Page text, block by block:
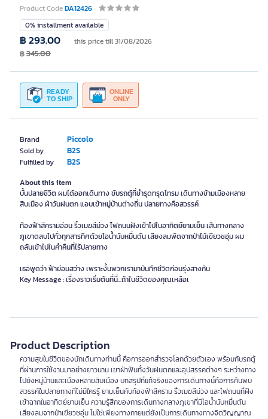
Product CodeDA12426
Brand Piccolo
Sold by B2S
Fulfilled by B2S
0% installment available
READY
TO SHIP
ONLINE
ONLY
฿ 293.00 this price till 31/08/2026
฿345.00
About this item
บั้นปลายชีวิต ผมได้ออกเดินทาง ขับรถตู้ที่ชำรุดทรุดโทรม เดินทางข้ามเมืองหลาย
สิบเมือง ฝ่าวันฝนตก แอบเข้าหมู่บ้านต่างถิ่น ปลายทางคือสวรรค์
ท้องฟ้าสีครามอ่อน ริ้วเมฆสีม่วง ไฟถนนฝังเข้าไปในอาทิตย์ยามเย็น เส้นทางกลาง
ภูเขาตลบไปทั่วทุกสารทิศด้วยไอน้ำนับหมื่นตัน เสียงลมพัดจากป่าไม้เขียวชอุ่ม ผม
ถลันเข้าไปในคำคืนที่ไร้ปลายทาง
เธอพูดว่า ฟ้าย่อมสว่าง เพราะงั้นพวกเรามาบันทึกชีวิตก่อนรุ่งสางกัน
Key Message : เรื่องราวเริ่มต้นที่นี่...ถ้าในชีวิตของคุณเหลือเ
Product Description
ความสุขในชีวิตของนักเดินทางท่านนี้ คือการออกสำรวจโลกด้วยตัวเอง พร้อมกับรถตู้
ที่ผ่านการใช้งานมาอย่างยาวนาน เขาฝ่าฟันทั้งวันฝนตกและอุปสรรคต่างๆ ระหว่างทาง
ไปยังหมู่บ้านและเมืองหลายสิบเมือง บทสรุปที่แท้จริงของการเดินทางนี้คือการค้นพบ
สวรรค์ในปลายทางที่ไม่มีใครรู้ ยามเย็นกับท้องฟ้าสีคราม ริ้วเมฆสีม่วง และไฟถนนที่ฝัง
เข้าฉากในอาทิตย์ยามเย็น ความรู้สึกของการเดินทางกลางภูเขาที่มีไอน้ำนับหมื่นตัน
เสียงลมจากป่าเขียวชอุ่ม ไม่ใช่เพียงทางกายแต่ยังเป็นการเดินทางทางจิตวิญญาณ